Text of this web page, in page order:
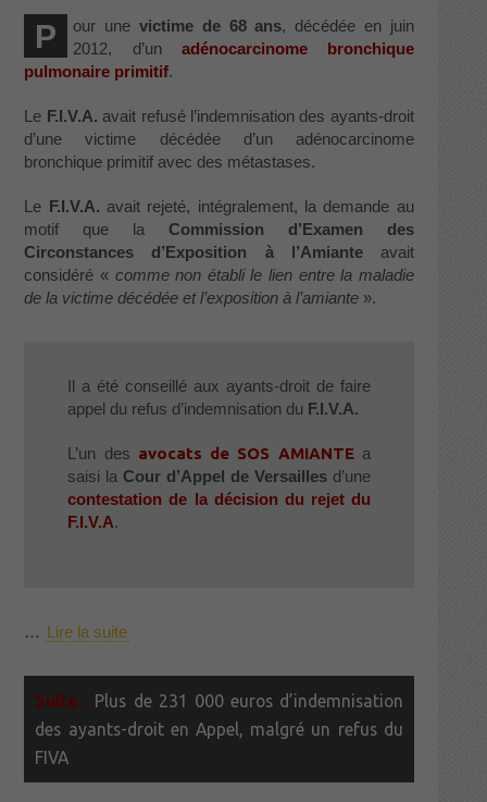
P our une victime de 68 ans, décédée en juin
2012, d’un adénocarcinome bronchique
pulmonaire primitif.
Le F.I.V.A. avait refusé l’indemnisation des ayants-droit
d’une victime décédée d’un adénocarcinome
bronchique primitif avec des métastases.
Le F.I.V.A. avait rejeté, intégralement, la demande au
motif que laCommission d’Examen des
Circonstances d’Exposition à l’Amianteavait
considéré « comme non établi le lien entre la maladie
de la victime décédée et l’exposition à l’amiante ».
Il a été conseillé aux ayants-droit de faire
appel du refus d’indemnisation du F.I.V.A.
L’un des avocats de SOS AMIANTEa
saisi la Cour d’Appel de Versaillesd’une
contestation de la décision du rejet du
F.I.V.A.
… Lire la suite
Plus de 231 000 euros d’indemnisation
des ayants-droit en Appel, malgré un refus du
FIVA